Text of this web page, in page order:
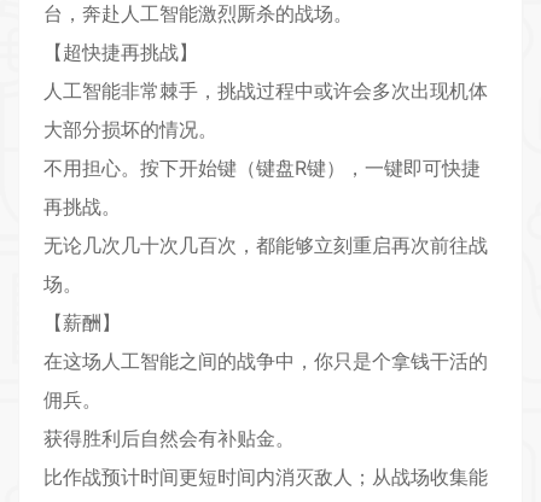
台，奔赴人工智能激烈厮杀的战场。
【超快捷再挑战】
人工智能非常棘手，挑战过程中或许会多次出现机体
大部分损坏的情况。
不用担心。按下开始键（键盘R键），一键即可快捷
再挑战。
无论几次几十次几百次，都能够立刻重启再次前往战
场。
【薪酬】
在这场人工智能之间的战争中，你只是个拿钱干活的
佣兵。
获得胜利后自然会有补贴金。
比作战预计时间更短时间内消灭敌人；从战场收集能